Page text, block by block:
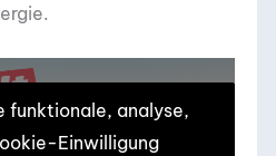
funktionale, analyse,
Einwilligung